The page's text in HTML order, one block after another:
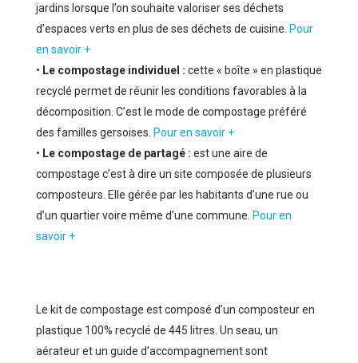
jardins lorsque l’on souhaite valoriser ses déchets
d’espaces verts en plus de ses déchets de cuisine. Pour
en savoir +
• Le compostage individuel : cette « boîte » en plastique
recyclé permet de réunir les conditions favorables à la
décomposition. C’est le mode de compostage préféré
des familles gersoises. Pour en savoir +
• Le compostage de partagé : est une aire de
compostage c’est à dire un site composée de plusieurs
composteurs. Elle gérée par les habitants d’une rue ou
d’un quartier voire même d’une commune. Pour en
savoir +
Le kit de compostage est composé d’un composteur en
plastique 100% recyclé de 445 litres. Un seau, un
aérateur et un guide d’accompagnement sont